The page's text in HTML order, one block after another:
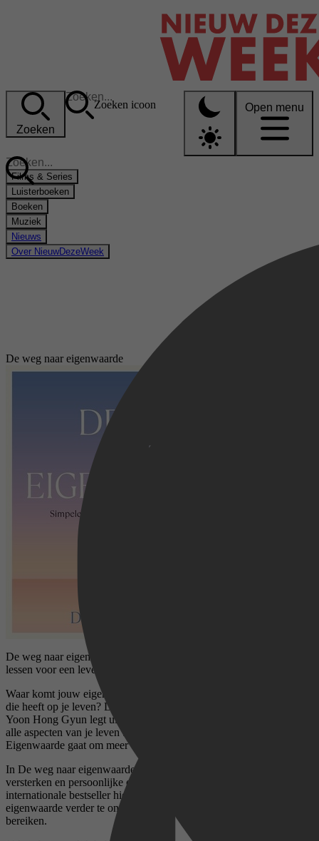
Zoeken
Zoeken icoon Open menu
Films & Series
Luisterboeken
Boeken
Muziek
Nieuws
Over NieuwDezeWeek
De weg naar eigenwaarde
De weg naar eigenwaarde van Yoon Hung-Gyun staat vol simpele
lessen voor een leven vol tevredenheid.
Waar komt jouw eigenwaarde vandaan? En besef je hoeveel invloed
die heeft op je leven? De gerenommeerde Koreaanse psychiater Dr.
Yoon Hong Gyun legt uit wat eigenwaarde is en toont aan hoe die
alle aspecten van je leven beïnvloedt, zoals liefde, geluk en succes.
Eigenwaarde gaat om meer dan zelfliefde, trots en zelfvertrouwen.
In De weg naar eigenwaarde leer je in 24 stappen je zelfbeeld te
versterken en persoonlijke obstakels te overwinnen. Deze
internationale bestseller hielp al honderdduizenden mensen hun
eigenwaarde verder te ontwikkelen en blijvende tevredenheid te
bereiken.